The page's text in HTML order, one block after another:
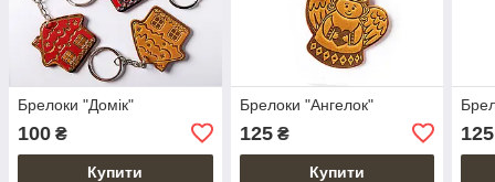
Брелоки "Домік"
100 ₴
Купити
Брелоки "Ангелок"
125₴
Купити
125